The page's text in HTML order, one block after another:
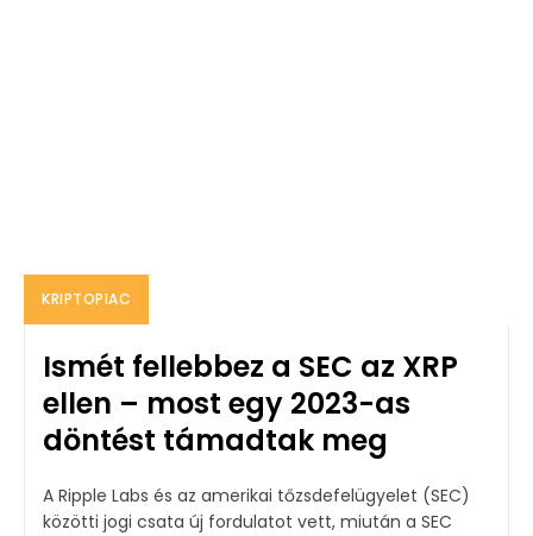
KRIPTOPIAC
Ismét fellebbez a SEC az XRP
ellen – most egy 2023-as
döntést támadtak meg
A Ripple Labs és az amerikai tőzsdefelügyelet (SEC)
közötti jogi csata új fordulatot vett, miután a SEC